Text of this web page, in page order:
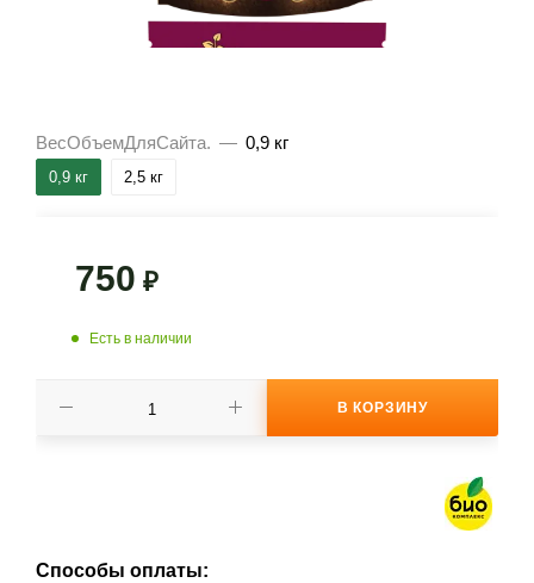
ВесОбъемДляСайта. — 0,9 кг
0,9 кг 2,5 кг
750 ₽
Есть в наличии
В КОРЗИНУ
Способы оплаты: